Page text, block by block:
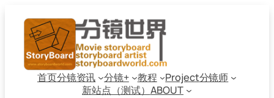
首页分镜资讯 分镜+ 教程 Project分镜师
新站点（测试） ABOUT